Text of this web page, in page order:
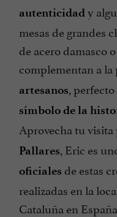
autenticidady
mesas de grandes
de acero damasco
complementan a la
artesanos,
símbolo de la
Aprovecha tu
Pallares, Eric es
oficiales de estas
realizadas en la
Cataluña en